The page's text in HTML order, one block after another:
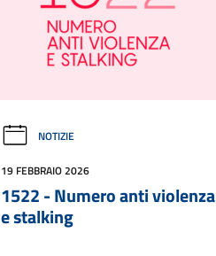
NOTIZIE
19 FEBBRAIO 2026
1522 - Numero anti violenza
e stalking